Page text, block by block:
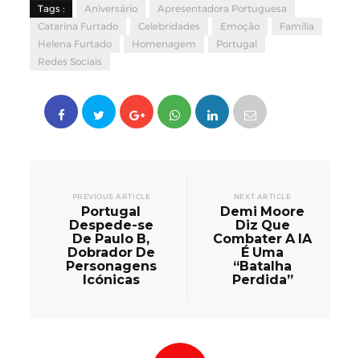
Tags : Aniversário
Apresentadora Portuguesa
Catarina Furtado
Celebridades Emoção
Família
Helena Furtado
Homenagem
Portugal
Redes Sociais
PREVIOUS ARTICLE
Portugal
Despede-se
De Paulo B,
Dobrador De
Personagens
Icónicas
NEXT ARTICLE
Demi Moore
Diz Que
Combater A IA
É Uma
“Batalha
Perdida”